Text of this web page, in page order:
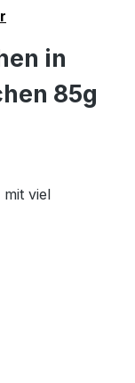
in
85g